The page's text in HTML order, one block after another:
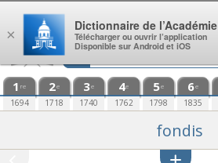
Aller au contenu
1 re
1694
2e
1718
3e
1740
4e
1762
5e
1798
6e
1835
fondis
×
Dictionnaire de l’Académie
Télécharger ou ouvrir l’application
Disponible sur Android et iOS